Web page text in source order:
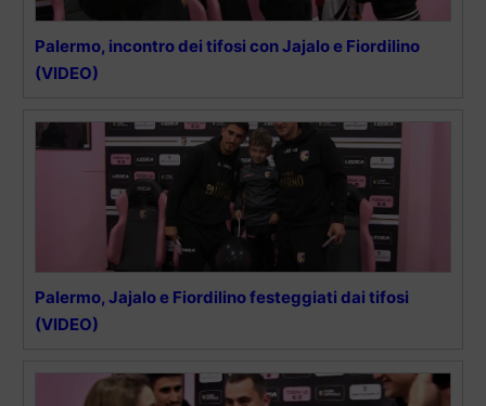
Palermo, incontro dei tifosi con Jajalo e Fiordilino
(VIDEO)
Palermo, Jajalo e Fiordilino festeggiati dai tifosi
(VIDEO)